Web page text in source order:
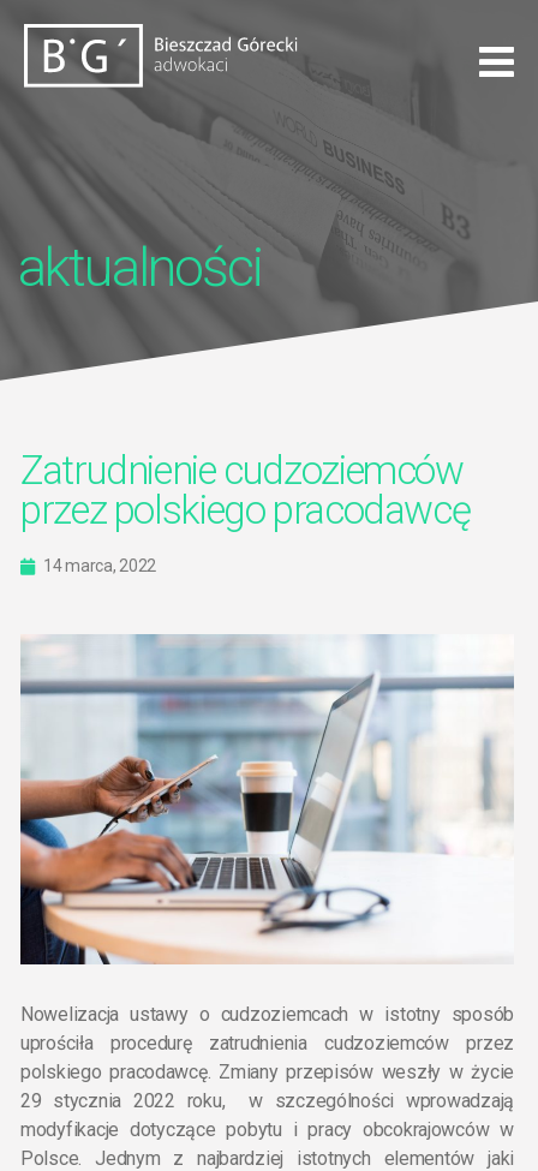
aktualności
Zatrudnienie cudzoziemców
przez polskiego pracodawcę
14 marca, 2022
Nowelizacja ustawy o cudzoziemcach w istotny sposób
uprościła procedurę zatrudnienia cudzoziemców przez
polskiego pracodawcę. Zmiany przepisów weszły w życie
29 stycznia 2022 roku, w szczególności wprowadzają
modyfikacje dotyczące pobytu i pracy obcokrajowców w
Polsce. Jednym z najbardziej istotnych elementów jaki